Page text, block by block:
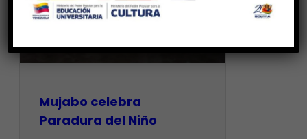
Mujabo celebra
Paradura del Niño